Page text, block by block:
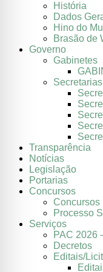
História
Dados
Hino do
Brasão de
Governo
Gabinetes
Secretarias
Transparência
Notícias
Legislação
Portarias
Concursos
Concursos
Processo
Serviços
PAC 2026
Decretos
Editais/